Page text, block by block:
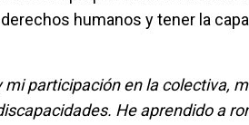
humanos y tener la
participación en la colectiva,
He aprendido a